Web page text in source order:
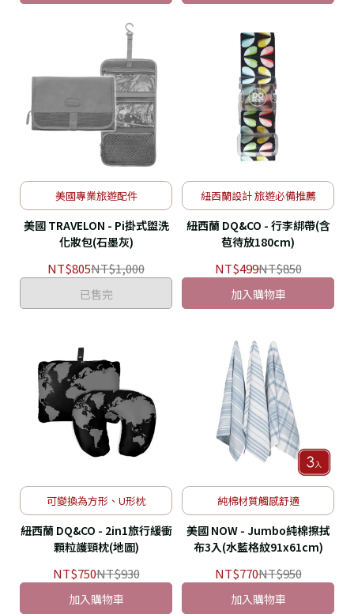
美國專業旅遊配件
美國 TRAVELON - Pi掛式盥洗
化妝包(石墨灰)
NT$805NT$1,000
已售完
紐西蘭設計 旅遊必備推薦
紐西蘭 DQ&CO - 行李綁帶(含
苞待放180cm)
NT$499NT$850
加入購物車
可變換為方形、U形枕
紐西蘭 DQ&CO - 2in1旅行緩衝
顆粒護頸枕(地圖)
NT$750NT$930
加入購物車
純棉材質觸感舒適
美國 NOW - Jumbo純棉擦拭
布3入(水藍格紋91x61cm)
NT$770NT$950
加入購物車